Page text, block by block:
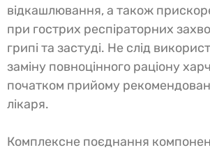
відкашлювання, а також
при гострих респіраторних
грипі та застуді. Не слід
заміну повноцінного раціону
початком прийому
лікаря.
Комплексне поєднання